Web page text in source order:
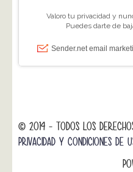
© 2014 - TODOS LOS
PRIVACIDAD Y CONDICIONES DE